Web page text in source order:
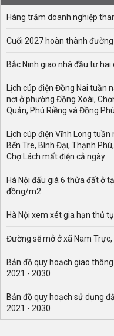
Hàng trăm doanh nghiệp
Cuối 2027 hoàn thành đường
Bắc Ninh giao nhà đầu tư
Lịch cúp điện Đồng Nai tuần
nơi ở phường Đồng Xoài,
Quản, Phú Riềng và Đồng Phú
Lịch cúp điện Vĩnh Long
Bến Tre, Bình Đại, Thạnh
Chợ Lách mất điện cả ngày
Hà Nội đấu giá 6 thửa đất ở
đồng/m2
Hà Nội xem xét gia hạn thủ
Đường sẽ mở ở xã Nam Trực,
Bản đồ quy hoạch giao
2021 - 2030
Bản đồ quy hoạch sử dụng
2021 - 2030